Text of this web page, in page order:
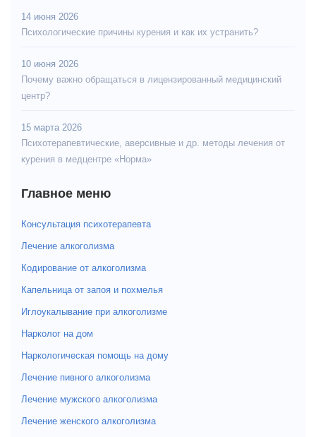
14 июня 2026
Психологические причины курения и как их устранить?
10 июня 2026
Почему важно обращаться в лицензированный медицинский
центр?
15 марта 2026
Психотерапевтические, аверсивные и др. методы лечения от
курения в медцентре «Норма»
Главное меню
Консультация психотерапевта
Лечение алкоголизма
Кодирование от алкоголизма
Капельница от запоя и похмелья
Иглоукалывание при алкоголизме
Нарколог на дом
Наркологическая помощь на дому
Лечение пивного алкоголизма
Лечение мужского алкоголизма
Лечение женского алкоголизма